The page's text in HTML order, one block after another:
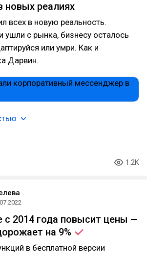
новых реалиях
всех в новую реальность.
ушли с рынка, бизнесу осталось
или умри. Как и
Дарвин.
1.2K
с 2014 года повысит цены —
на 9%
в бесплатной версии